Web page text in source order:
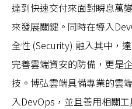
達到快速交付來面對瞬息萬
來發展關鍵。同時在導入
全性 (Security) 融入其中，
完善雲端資安的防備，更是
技。博弘雲端具備專業的雲
入DevOps，並且善用相關